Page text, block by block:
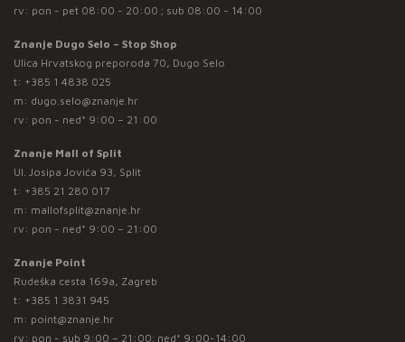
rv: pon - pet 08:00 - 20:00 ; sub 08:00 - 14:00
Znanje Dugo Selo – Stop Shop
Ulica Hrvatskog preporoda 70, Dugo Selo
t: +385 1 4838 025
m: dugo.selo@znanje.hr
rv: pon - ned* 9:00 – 21:00
Znanje Mall of Split
Ul. Josipa Jovića 93, Split
t: +385 21 280 017
m: mallofsplit@znanje.hr
rv: pon - ned* 9:00 – 21:00
Znanje Point
Rudeška cesta 169a, Zagreb
t: +385 1 3831 945
m: point@znanje.hr
rv: pon - sub 9:00 – 21:00; ned* 9:00-14:00